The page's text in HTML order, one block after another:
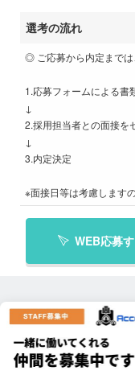
選考の流れ
◎ ご応募から内定まで
1.応募フォームによる書
↓
2.採用担当者との面接を
↓
3.内定決定
※面接日等は考慮します
WEB応募